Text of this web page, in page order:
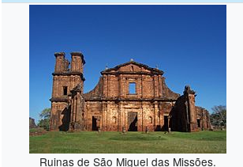
Ruinas de São Miguel das Missões.